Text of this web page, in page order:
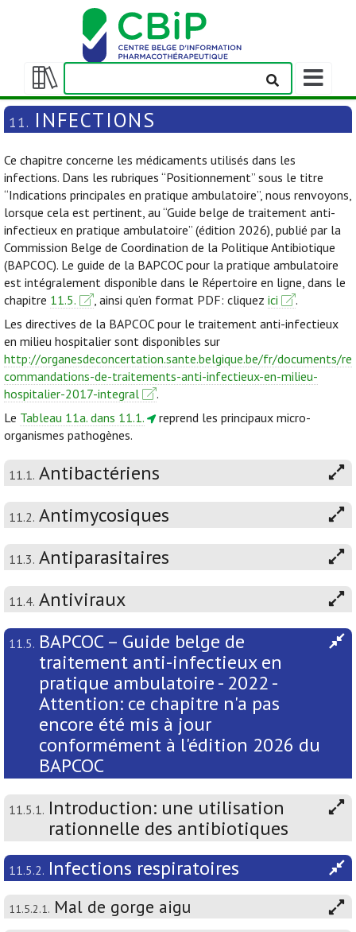
Afficher/masquer
la
table
matières
Afficher/
la
barre
navigation
11. INFECTIONS
Ce chapitre concerne les médicaments utilisés dans les
infections. Dans les rubriques “Positionnement” sous le titre
“Indications principales en pratique ambulatoire”, nous renvoyons,
lorsque cela est pertinent, au “Guide belge de traitement anti-
infectieux en pratique ambulatoire” (édition 2026), publié par la
Commission Belge de Coordination de la Politique Antibiotique
(BAPCOC). Le guide de la BAPCOC pour la pratique ambulatoire
est intégralement disponible dans le Répertoire en ligne, dans le
chapitre 11.5. , ainsi qu’en format PDF: cliquez ici
.
Les directives de la BAPCOC pour le traitement anti-infectieux
en milieu hospitalier sont disponibles sur
http://organesdeconcertation.sante.belgique.be/fr/documents/re
commandations-de-traitements-anti-infectieux-en-milieu-
hospitalier-2017-integral
.
Le Tableau 11a. dans 11.1.
reprend les principaux micro-
organismes pathogènes.
11.1. Antibactériens
11.2. Antimycosiques
11.3. Antiparasitaires
11.4. Antiviraux
11.5. BAPCOC – Guide belge de
traitement anti-infectieux en
pratique ambulatoire - 2022 -
Attention: ce chapitre n'a pas
encore été mis à jour
conformément à l'édition 2026 du
BAPCOC
11.5.1. Introduction: une utilisation
rationnelle des antibiotiques
11.5.2. Infections respiratoires
11.5.2.1. Mal de gorge aigu